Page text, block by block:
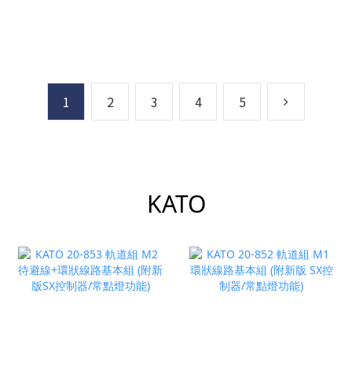
1 2 3 4 5
KATO